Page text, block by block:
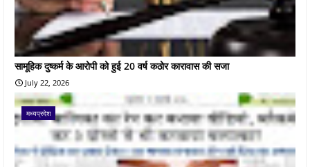
सामूहिक दुष्कर्म के आरोपी को हुई 20 वर्ष कठोर कारावास की सजा
July 22, 2026
मध्यप्रदेश